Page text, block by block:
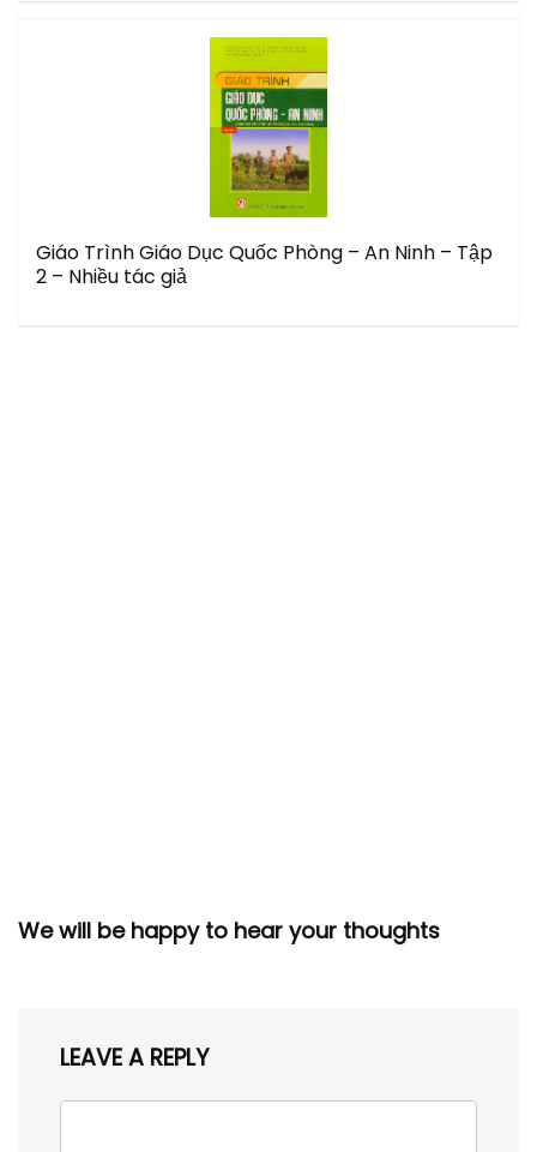
Giáo Trình Giáo Dục Quốc Phòng – An Ninh – Tập
2 – Nhiều tác giả
We will be happy to hear your thoughts
LEAVE A REPLY